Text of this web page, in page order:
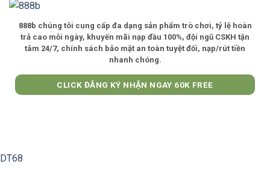
888b chúng tôi cung cấp đa dạng sản phẩm trò chơi, tỷ lệ hoàn
trả cao mỗi ngày, khuyến mãi nạp đầu 100%, đội ngũ CSKH tận
tâm 24/7, chính sách bảo mật an toàn tuyệt đối, nạp/rút tiền
nhanh chóng.
CLICK ĐĂNG KÝ NHẬN NGAY 60K FREE
DT68